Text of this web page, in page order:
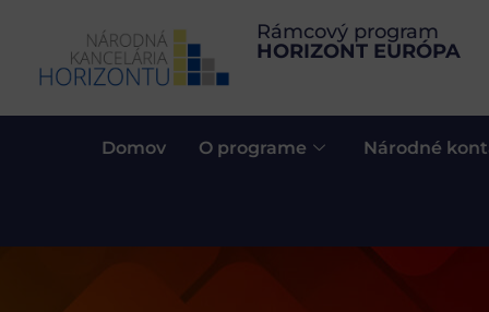
Rámcový program
HORIZONT EURÓPA
Domov O programe Národné